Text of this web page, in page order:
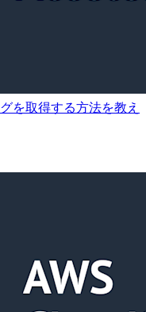
を取得する方法を教え